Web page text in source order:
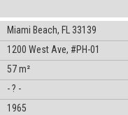
Miami Beach, FL 33139
1200 West Ave, #PH-01
57 m²
- ? -
1965